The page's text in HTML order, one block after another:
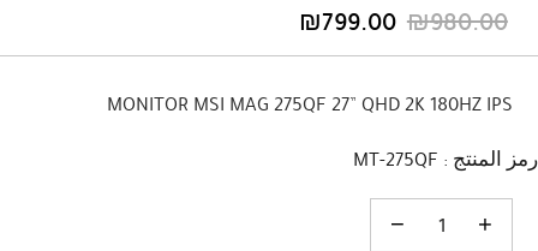
₪980.00
السعر
الأصلي
₪980.00.
₪799.00 السعر
الحالي
₪799.00.
MONITOR MSI MAG 275QF 27” QHD 2K 180HZ IPS
رمز المنتج : MT-275QF
كمية MONITOR MSI MAG 275QF 27'' QHD 2K 180HZ IPS